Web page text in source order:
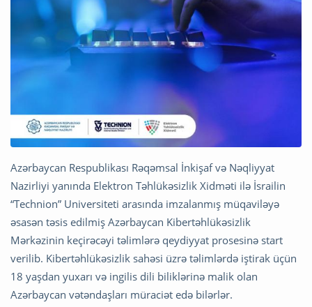
Azərbaycan Respublikası Rəqəmsal İnkişaf və Nəqliyyat
Nazirliyi yanında Elektron Təhlükəsizlik Xidməti ilə İsrailin
“Technion” Universiteti arasında imzalanmış müqaviləyə
əsasən təsis edilmiş Azərbaycan Kibertəhlükəsizlik
Mərkəzinin keçirəcəyi təlimlərə qeydiyyat prosesinə start
verilib. Kibertəhlükəsizlik sahəsi üzrə təlimlərdə iştirak üçün
18 yaşdan yuxarı və ingilis dili biliklərinə malik olan
Azərbaycan vətəndaşları müraciət edə bilərlər.